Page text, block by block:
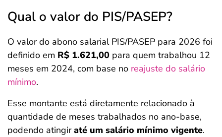
Qual o valor do PIS/PASEP?
O valor do abono salarial PIS/PASEP para 2026 foi
definido em R$ 1.621,00 para quem trabalhou 12
meses em 2024, com base no reajuste do salário
mínimo.
Esse montante está diretamente relacionado à
quantidade de meses trabalhados no ano-base,
podendo atingiraté um salário mínimo vigente.